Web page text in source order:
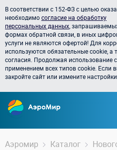
В соответствии с 152-ФЗ с целью
необходимосогласие на обработку
персональных данных ,
формах обратной связи, в иных
услуги не являются офертой! Для
используются обязательные cookie,
согласия. Продолжая использование
применением всех типов cookie. Если
закройте сайт или измените
Аэромир Каталог